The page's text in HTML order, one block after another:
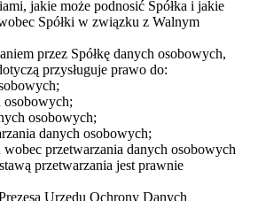
jakie może podnosić Spółka i jakie
Spółki w związku z Walnym
przez Spółkę danych osobowych,
przysługuje prawo do:
osobowych;
osobowych;
danych osobowych;
wobec przetwarzania danych osobowych
przetwarzania jest prawnie
Urzędu Ochrony Danych